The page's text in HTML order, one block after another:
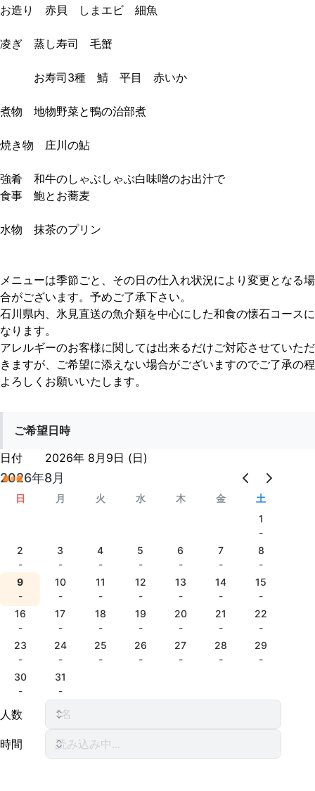
お造り　赤貝　しまエビ　細魚
凌ぎ　蒸し寿司　毛蟹
お寿司3種　鯖　平目　赤いか
煮物　地物野菜と鴨の治部煮
焼き物　庄川の鮎
強肴　和牛のしゃぶしゃぶ白味噌のお出汁で
食事　鮑とお蕎麦
水物　抹茶のプリン
メニューは季節ごと、その日の仕入れ状況により変更となる場
合がございます。予めご了承下さい。
石川県内、氷見直送の魚介類を中心にした和食の懐石コースに
なります。
アレルギーのお客様に関しては出来るだけご対応させていただ
きますが、ご希望に添えない場合がございますのでご了承の程
よろしくお願いいたします。
ご希望日時
日付
2026年 8月9日 (日)
2026年8月
日 月 火 水 木 金
土
1
-
2
-
3
-
4
-
5
-
6
-
7
-
8
-
9
-
10
-
11
-
12
-
13
-
14
-
15
-
16
-
17
-
18
-
19
-
20
-
21
-
22
-
23
-
24
-
25
-
26
-
27
-
28
-
29
-
30
-
31
-
人数
時間